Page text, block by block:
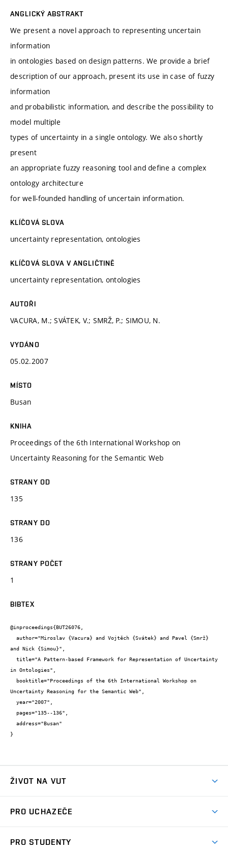
ANGLICKÝ ABSTRAKT
We present a novel approach to representing uncertain
information
in ontologies based on design patterns. We provide a brief
description of our approach, present its use in case of fuzzy
information
and probabilistic information, and describe the possibility to
model multiple
types of uncertainty in a single ontology. We also shortly
present
an appropriate fuzzy reasoning tool and define a complex
ontology architecture
for well-founded handling of uncertain information.
KLÍČOVÁ SLOVA
uncertainty representation, ontologies
KLÍČOVÁ SLOVA V ANGLIČTINĚ
uncertainty representation, ontologies
AUTOŘI
VACURA, M.; SVÁTEK, V.; SMRŽ, P.; SIMOU, N.
VYDÁNO
05.02.2007
MÍSTO
Busan
KNIHA
Proceedings of the 6th International Workshop on
Uncertainty Reasoning for the Semantic Web
STRANY OD
135
STRANY DO
136
STRANY POČET
1
BIBTEX
@inproceedings{BUT26076,
and Nick {Simou}",
in Ontologies",
Uncertainty Reasoning for the Semantic Web",
}
ŽIVOT NA VUT
Koleje
PRO UCHAZEČE
PRO STUDENTY